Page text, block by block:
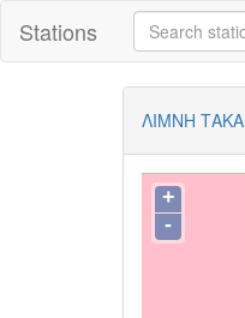
Stations
ΛΙΜΝΗ ΤΑΚΑ
+
-